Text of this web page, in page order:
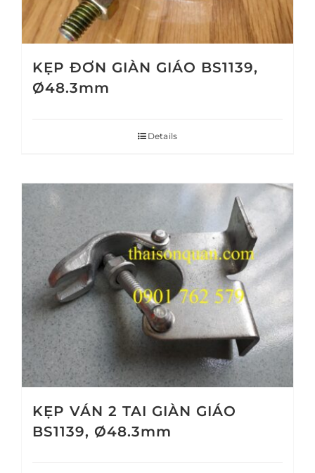
KẸP ĐƠN GIÀN GIÁO BS1139,
Ø48.3mm
Details
KẸP VÁN 2 TAI GIÀN GIÁO
BS1139, Ø48.3mm